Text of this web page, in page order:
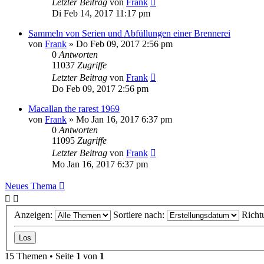
Letzter Beitrag von Frank
Di Feb 14, 2017 11:17 pm
Sammeln von Serien und Abfüllungen einer Brennerei
von Frank » Do Feb 09, 2017 2:56 pm
0 Antworten
11037 Zugriffe
Letzter Beitrag von Frank
Do Feb 09, 2017 2:56 pm
Macallan the rarest 1969
von Frank » Mo Jan 16, 2017 6:37 pm
0 Antworten
11095 Zugriffe
Letzter Beitrag von Frank
Mo Jan 16, 2017 6:37 pm
Neues Thema
Anzeigen: Sortiere nach:
15 Themen • Seite 1 von 1